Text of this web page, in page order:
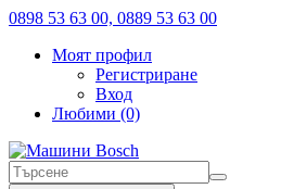
0898 53 63 00, 0889 53 63 00
Моят профил
Регистриране
Вход
Любими (0)